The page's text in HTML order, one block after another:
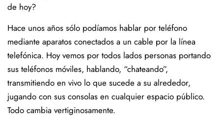
de hoy?
Hace unos años sólo podíamos hablar por teléfono
mediante aparatos conectados a un cable por la línea
telefónica. Hoy vemos por todos lados personas portando
sus teléfonos móviles, hablando, “chateando”,
transmitiendo en vivo lo que sucede a su alrededor,
jugando con sus consolas en cualquier espacio público.
Todo cambia vertiginosamente.